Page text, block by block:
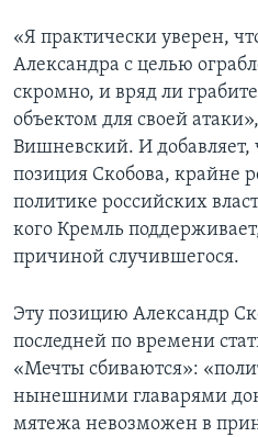
«Я практически уверен,
Александра с целью
скромно, и вряд ли
объектом для своей
Вишневский. И добавляет,
позиция Скобова, крайне
политике российских
кого Кремль
причиной случившегося.
Эту позицию Александр
последней по времени
«Мечты сбиваются»:
нынешними главарями
мятежа невозможен в